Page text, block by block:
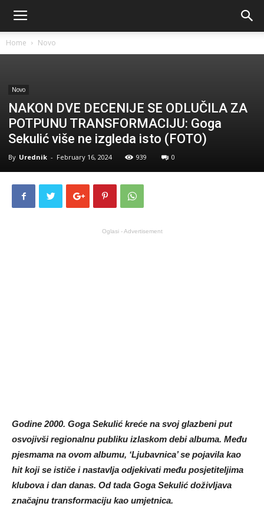
Home Novo
Novo
NAKON DVE DECENIJE SE ODLUČILA ZA
POTPUNU TRANSFORMACIJU: Goga
Sekulić više ne izgleda isto (FOTO)
By Urednik - February 16, 2024 939 0
Oglasi - Advertisement
Godine 2000. Goga Sekulić kreće na svoj glazbeni put
osvojivši regionalnu publiku izlaskom debi albuma. Među
pjesmama na ovom albumu, ‘Ljubavnica’ se pojavila kao
hit koji se ističe i nastavlja odjekivati ​​među posjetiteljima
klubova i dan danas. Od tada Goga Sekulić doživljava
značajnu transformaciju kao umjetnica.